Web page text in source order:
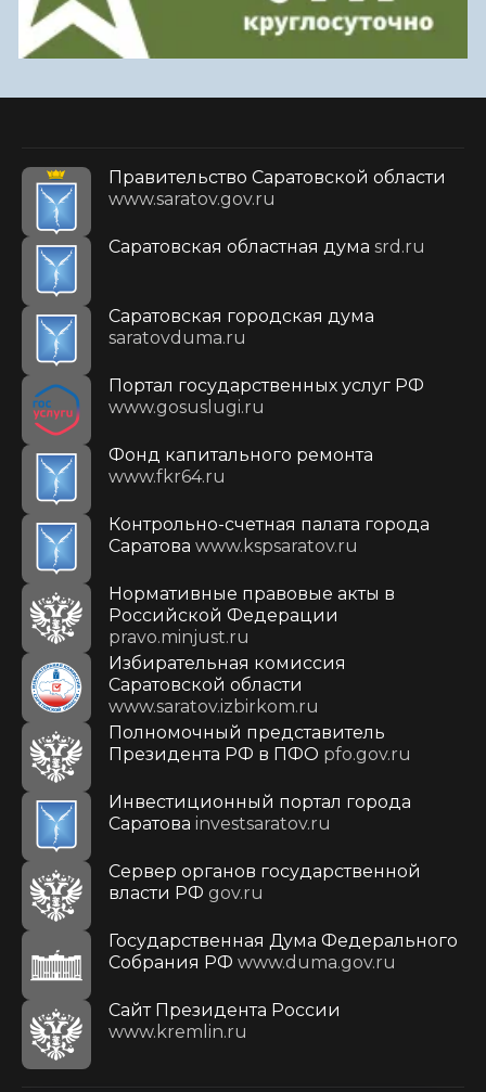
Правительство Саратовской области
www.saratov.gov.ru
Саратовская областная дума srd.ru
Саратовская городская дума
saratovduma.ru
Портал государственных услуг РФ
www.gosuslugi.ru
Фонд капитального ремонта
www.fkr64.ru
Контрольно-счетная палата города
Саратова www.kspsaratov.ru
Нормативные правовые акты в
Российской Федерации
pravo.minjust.ru
Избирательная комиссия
Саратовской области
www.saratov.izbirkom.ru
Полномочный представитель
Президента РФ в ПФО pfo.gov.ru
Инвестиционный портал города
Саратова investsaratov.ru
Сервер органов государственной
власти РФ gov.ru
Государственная Дума Федерального
Собрания РФ www.duma.gov.ru
Cайт Президента России
www.kremlin.ru